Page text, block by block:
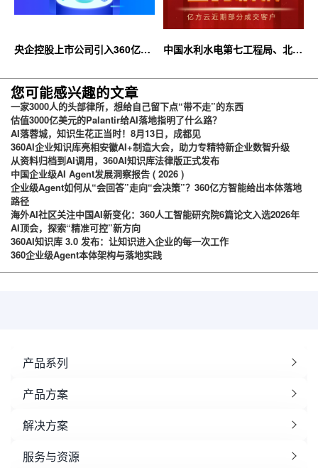
央企控股上市公司引入360亿方
台
中国水利水电第七工程局、北京
您可能感兴趣的文章
一家3000人的头部律所，想给自己留下点“带不走”的东西
估值3000亿美元的Palantir给AI落地指明了什么路？
AI落蓉城，知识生花正当时！8月13日，成都见
360AI企业知识库亮相安徽AI+制造大会，助力专精特新企业数智升级
从资料归档到AI调用，360AI知识库法律版正式发布
中国企业级AI Agent发展洞察报告 ( 2026 )
企业级Agent如何从“会回答”走向“会决策”？360亿方智能给出本体落地
路径
海外AI社区关注中国AI新变化：360人工智能研究院6篇论文入选2026年
AI顶会，探索“精准可控”新方向
360AI知识库 3.0 发布：让知识进入企业的每一次工作
360企业级Agent本体架构与落地实践
产品系列
产品方案
解决方案
服务与资源